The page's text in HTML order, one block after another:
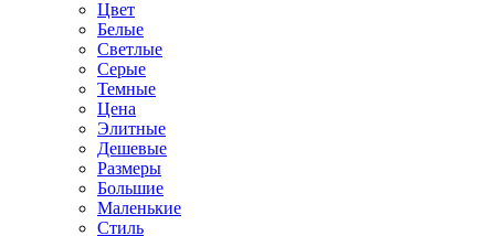
Цвет
Белые
Светлые
Серые
Темные
Цена
Элитные
Дешевые
Размеры
Большие
Маленькие
Стиль